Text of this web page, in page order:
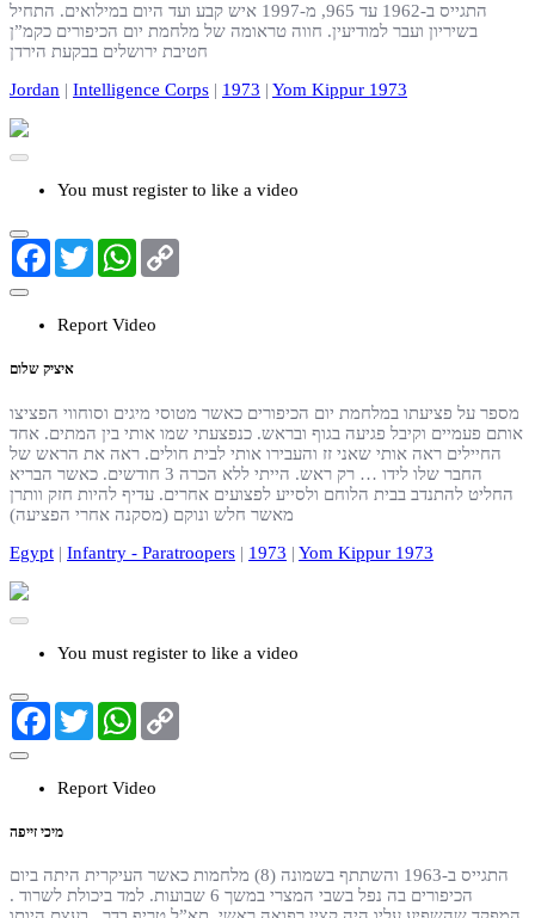
התגייס ב-1962 עד 965, מ-1997 איש קבע ועד היום במילואים. התחיל
בשיריון ועבר למודיעין. חווה טראומה של מלחמת יום הכיפורים כקמ”ן
חטיבת ירושלים בבקעת הירדן
Jordan | Intelligence Corps | 1973 | Yom Kippur 1973
You must register to like a video
Facebook
TwitterWhatsApp
Report Video
איציק שלום
מספר על פציעתו במלחמת יום הכיפורים כאשר מטוסי מיגים וסוחווי הפציצו
אותם פעמיים וקיבל פגיעה בגוף ובראש. כנפצעתי שמו אותי בין המתים. אחד
החיילים ראה אותי שאני זז והעבירו אותי לבית חולים. ראה את הראש של
החבר שלו לידו … רק ראש. הייתי ללא הכרה 3 חודשים. כאשר הבריא
החליט להתנדב בבית הלוחם ולסייע לפצועים אחרים. עדיף להיות חזק וותרן
מאשר חלש ונוקם (מסקנה אחרי הפציעה)
Egypt | Infantry - Paratroopers | 1973 | Yom Kippur 1973
You must register to like a video
Facebook
TwitterWhatsApp
Report Video
מיכי זייפה
התגייס ב-1963 והשתתף בשמונה (8) מלחמות כאשר העיקרית היתה ביום
הכיפורים בה נפל בשבי המצרי במשך 6 שבועות. למד ביכולת לשרוד .